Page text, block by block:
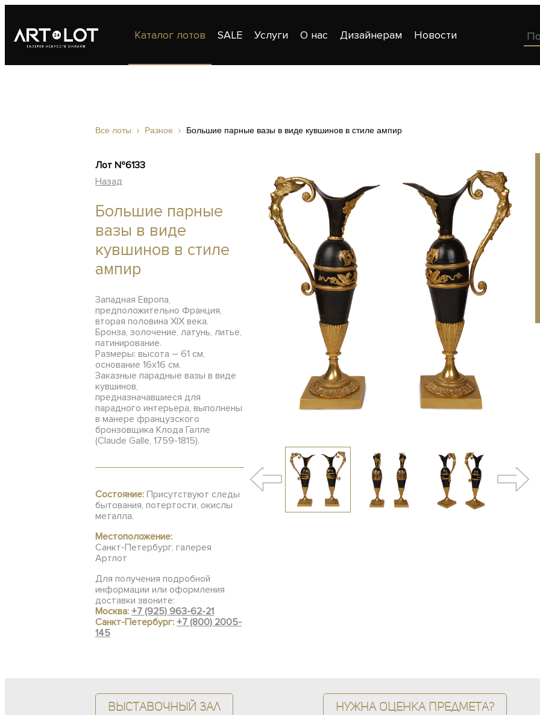
Каталог лотов SALE Услуги О нас Дизайнерам Новости
Все лоты Разное Большие парные вазы в виде кувшинов в стиле ампир
Лот №6133
Назад
Большие парные
вазы в виде
кувшинов в стиле
ампир
Западная Европа,
предположительно Франция,
вторая половина XIX века.
Бронза, золочение, латунь, литье,
патинирование.
Размеры: высота – 61 см,
основание 16х16 см.
Заказные парадные вазы в виде
кувшинов,
предназначавшиеся для
парадного интерьера, выполнены
в манере французского
бронзовщика Клода Галле
(Claude Galle, 1759-1815).
Состояние: Присутствуют следы
бытования, потертости, окислы
металла.
Местоположение:
Санкт-Петербург, галерея
Артлот
Для получения подробной
информации или оформления
доставки звоните:
Москва: +7 (925) 963-62-21
Санкт-Петербург: +7 (800) 2005-
145
Выставочный зал Нужна оценка предмета?